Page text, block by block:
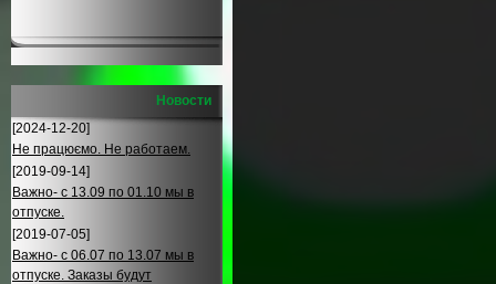
Новости
[2024-12-20]
Не працюємо. Не работаем.
[2019-09-14]
Важно- с 13.09 по 01.10 мы в
отпуске.
[2019-07-05]
Важно- с 06.07 по 13.07 мы в
отпуске. Заказы будут